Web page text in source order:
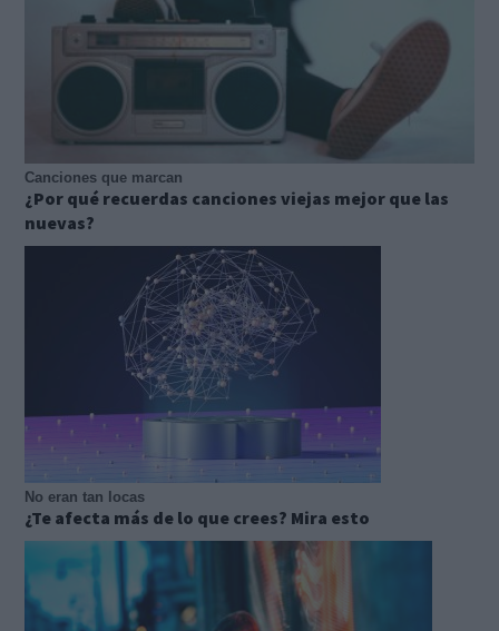
Canciones que marcan
¿Por qué recuerdas canciones viejas mejor que las
nuevas?
No eran tan locas
¿Te afecta más de lo que crees? Mira esto